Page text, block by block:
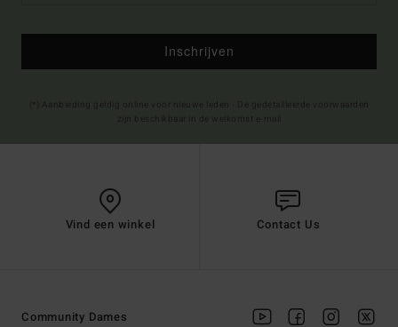
Inschrijven
Vind een winkel Contact Us
Community Dames